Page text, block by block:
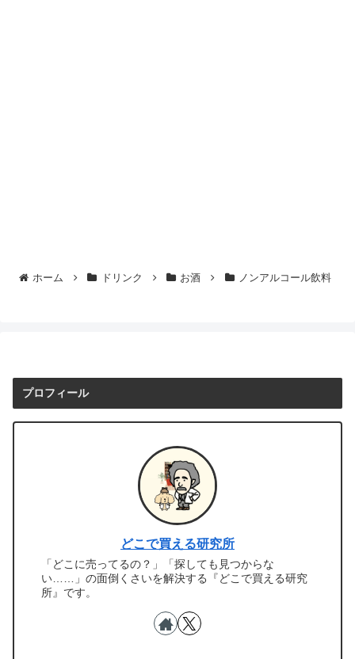
ホーム ドリンク お酒 ノンアルコール飲料
プロフィール
どこで買える研究所
「どこに売ってるの？」「探しても見つからな
い……」の面倒くさいを解決する『どこで買える研究
所』です。